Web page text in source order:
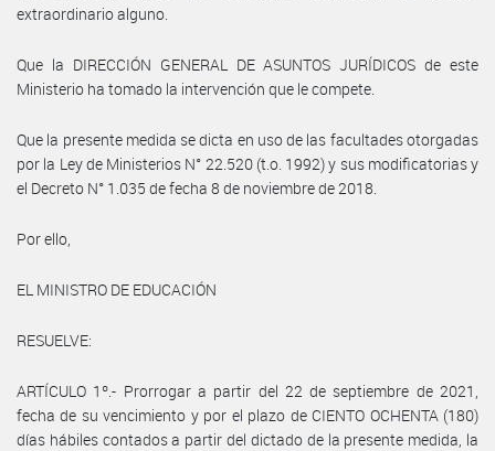
extraordinario alguno.
Que la DIRECCIÓN GENERAL DE ASUNTOS JURÍDICOS de este
Ministerio ha tomado la intervención que le compete.
Que la presente medida se dicta en uso de las facultades otorgadas
por la Ley de Ministerios N° 22.520 (t.o. 1992) y sus modificatorias y
el Decreto N° 1.035 de fecha 8 de noviembre de 2018.
Por ello,
EL MINISTRO DE EDUCACIÓN
RESUELVE:
ARTÍCULO 1º.- Prorrogar a partir del 22 de septiembre de 2021,
fecha de su vencimiento y por el plazo de CIENTO OCHENTA (180)
días hábiles contados a partir del dictado de la presente medida, la